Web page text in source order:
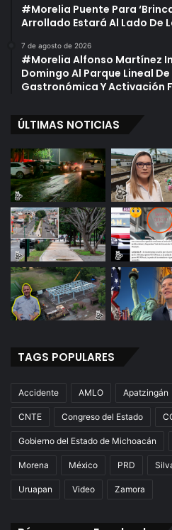
#Morelia Puente Para
Arrollado Estará Al Lado De
7 de agosto de 2026
#Morelia Alfonso Martínez
Domingo Al Parque Lineal
Gastronómica Y Activación
ÚLTIMAS NOTICIAS
TAGS POPULARES
Accidente AMLO Apatzingán
CNTE Congreso del Estado
Gobierno del Estado de Michoacán
Morena México PRD
Uruapan Video Zamora